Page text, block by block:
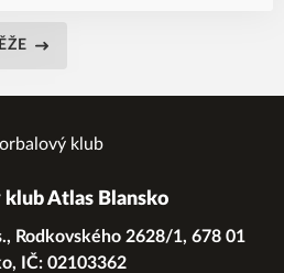
klub Atlas Blansko
Rodkovského 2628/1, 678 01
IČ: 02103362